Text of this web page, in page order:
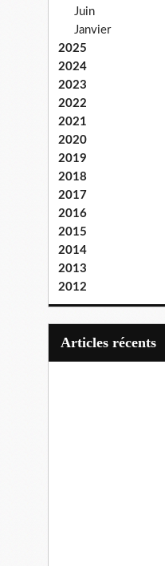
Juin
Janvier
2025
2024
2023
2022
2021
2020
2019
2018
2017
2016
2015
2014
2013
2012
articles récents